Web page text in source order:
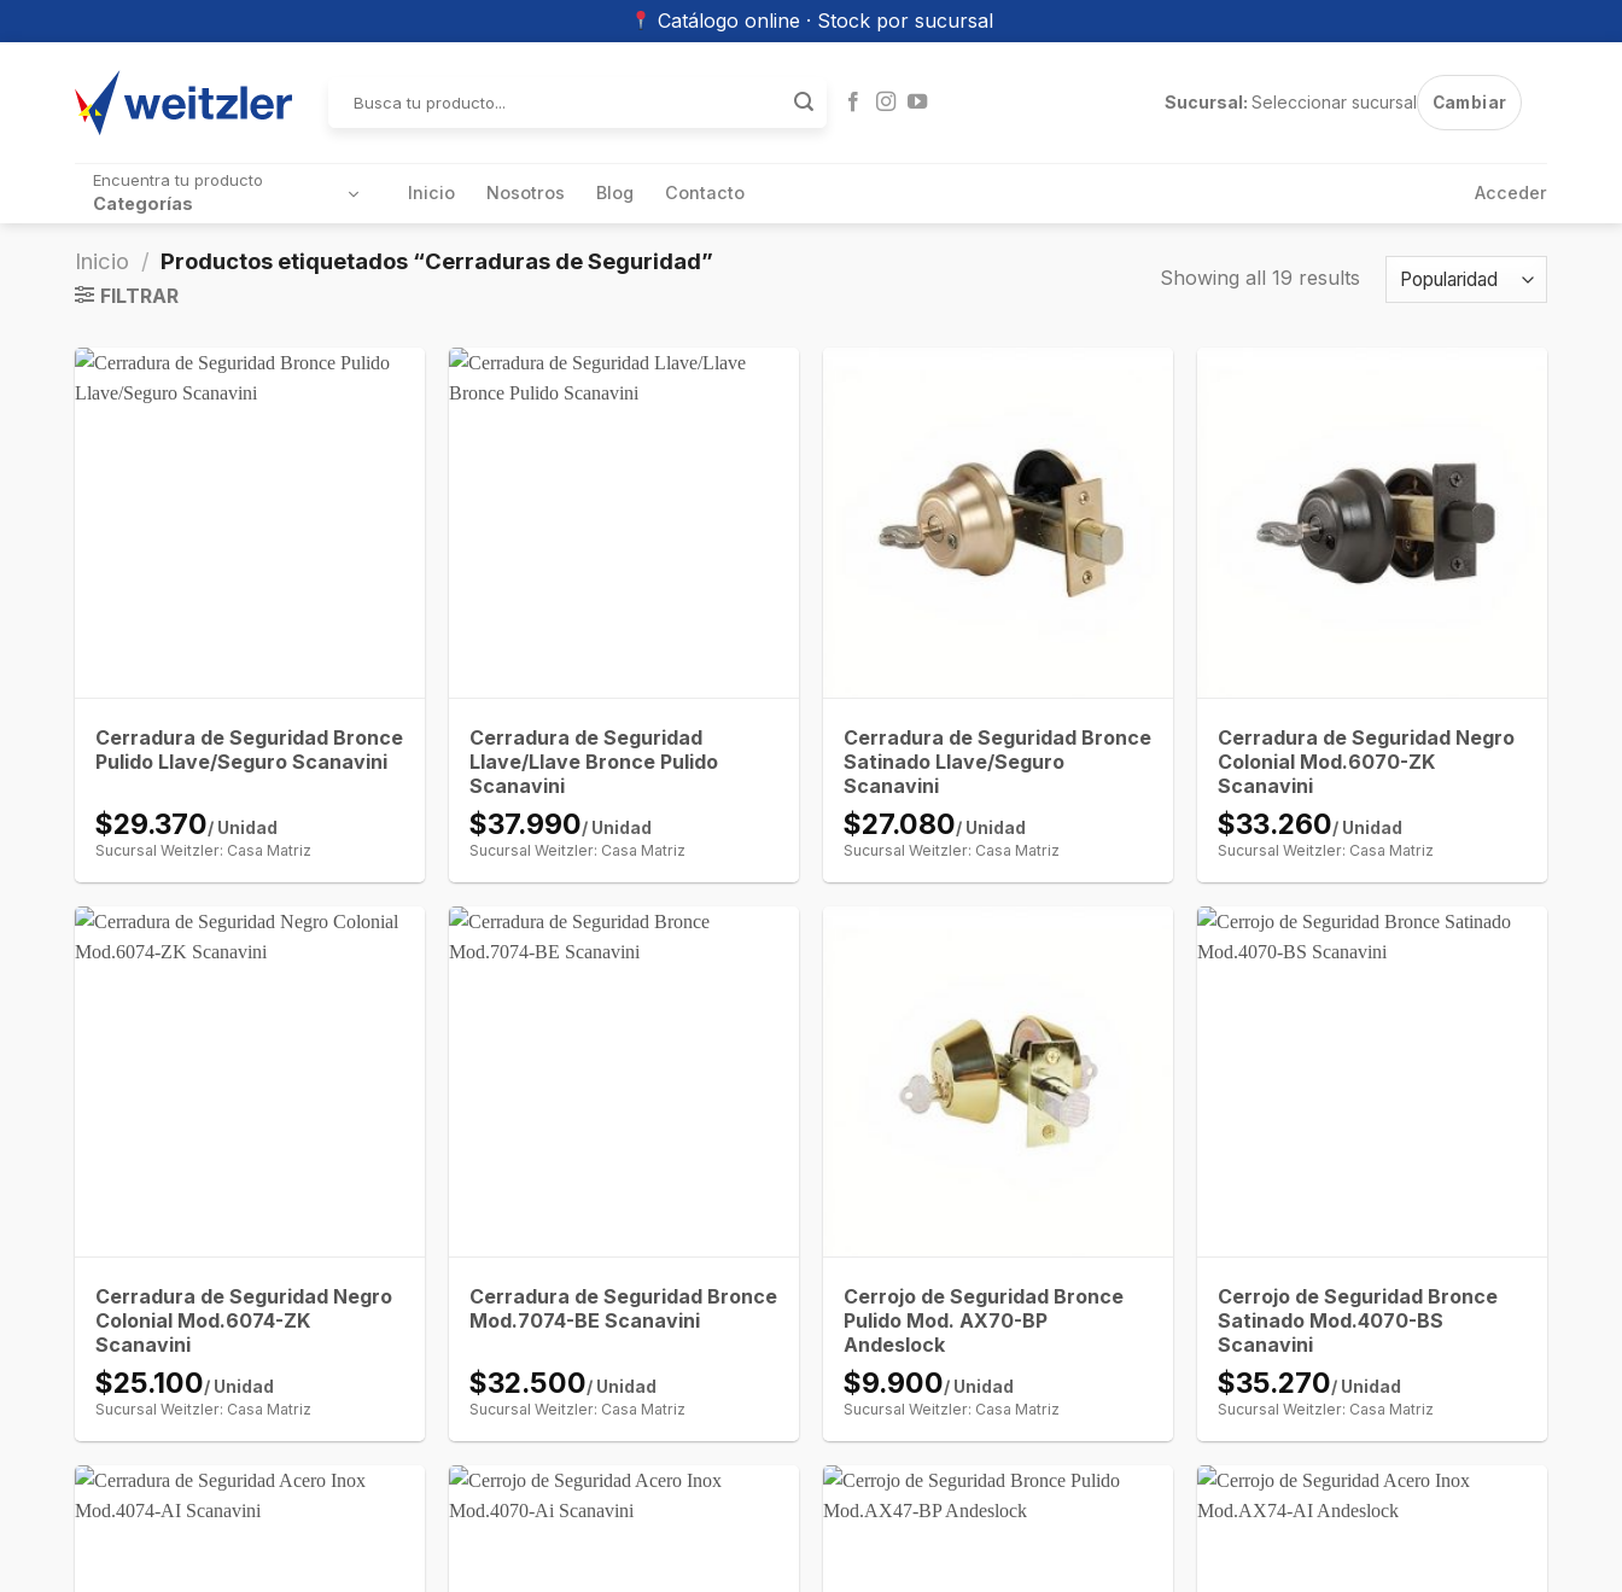
Catálogo online · Stock por sucursal
por:
Sucursal: Seleccionar sucursal Cambiar
Encuentra tu producto
Categorías Inicio Nosotros Blog Contacto Acceder
Inicio / Productos etiquetados “Cerraduras de Seguridad”
FILTRAR
Showing all 19 results
Cerradura de Seguridad Bronce
Pulido Llave/Seguro Scanavini
$29.370/ Unidad
Sucursal Weitzler: Casa Matriz
Cerradura de Seguridad
Llave/Llave Bronce Pulido
Scanavini
$37.990/ Unidad
Sucursal Weitzler: Casa Matriz
Cerradura de Seguridad Bronce
Satinado Llave/Seguro
Scanavini
$27.080/ Unidad
Sucursal Weitzler: Casa Matriz
Cerradura de Seguridad Negro
Colonial Mod.6070-ZK
Scanavini
$33.260/ Unidad
Sucursal Weitzler: Casa Matriz
Cerradura de Seguridad Negro
Colonial Mod.6074-ZK
Scanavini
$25.100/ Unidad
Sucursal Weitzler: Casa Matriz
Cerradura de Seguridad Bronce
Mod.7074-BE Scanavini
$32.500/ Unidad
Sucursal Weitzler: Casa Matriz
Cerrojo de Seguridad Bronce
Pulido Mod. AX70-BP
Andeslock
$9.900/ Unidad
Sucursal Weitzler: Casa Matriz
Cerrojo de Seguridad Bronce
Satinado Mod.4070-BS
Scanavini
$35.270/ Unidad
Sucursal Weitzler: Casa Matriz